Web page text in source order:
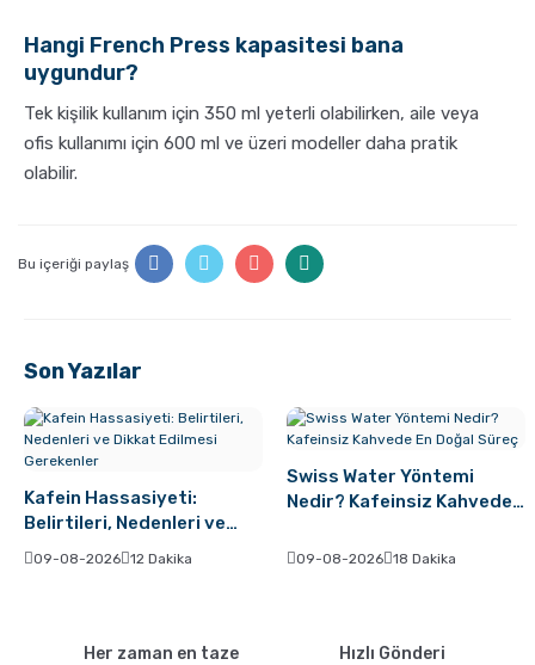
Hangi French Press kapasitesi bana
uygundur?
Tek kişilik kullanım için 350 ml yeterli olabilirken, aile veya
ofis kullanımı için 600 ml ve üzeri modeller daha pratik
olabilir.
Bu içeriği paylaş
Son Yazılar
Kafein Hassasiyeti:
Belirtileri, Nedenleri ve
Dikkat Edilmesi Gerekenler
09-08-2026 12 Dakika
Swiss Water Yöntemi
Nedir? Kafeinsiz Kahvede
09-08-2026 18 Dakika
Her zaman en taze Hızlı Gönderi